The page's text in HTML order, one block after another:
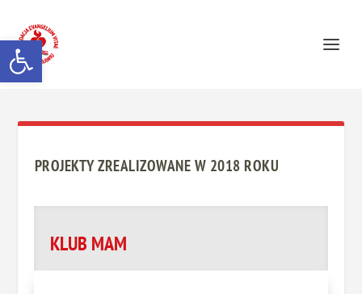
Otwórz pasek narzędzi
PROJEKTY ZREALIZOWANE W 2018 ROKU
KLUB MAM